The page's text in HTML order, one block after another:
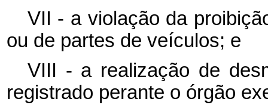
VII - a violação da
ou de partes de veículos; e
VIII - a realização de
registrado perante o órgão